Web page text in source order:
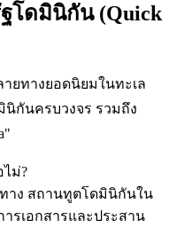
โดมินิกัน (Quick
ยทางยอดนิยมในทะเล
นิกันครบวงจร รวมถึง
"
ม่?
าง สถานทูตโดมินิกันใน
ารเอกสารและประสาน